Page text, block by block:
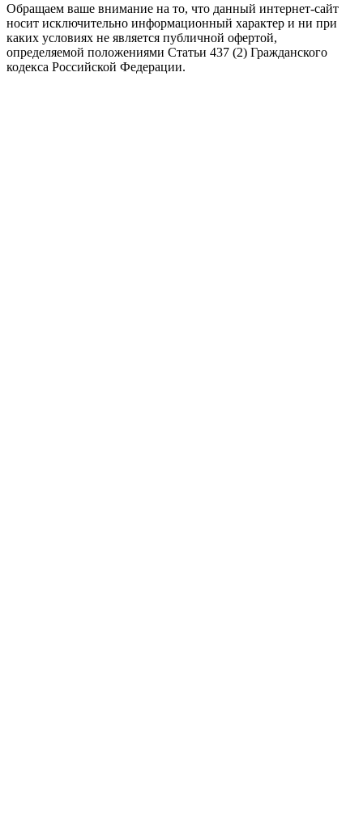
Обращаем ваше внимание на то, что данный интернет-сайт
носит исключительно информационный характер и ни при
каких условиях не является публичной офертой,
определяемой положениями Статьи 437 (2) Гражданского
кодекса Российской Федерации.